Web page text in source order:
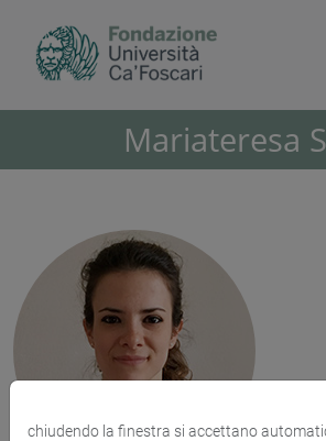
Mariateresa
chiudendo la finestra si accettano